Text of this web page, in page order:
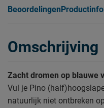
Beoordelingen
Omschrijving
Zacht dromen op blauwe
Vul je Pino
natuurlijk niet ontbreken